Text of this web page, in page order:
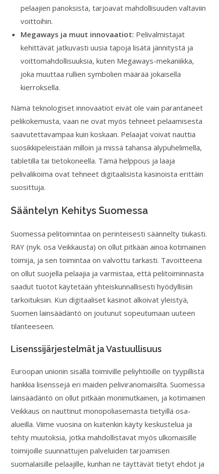
pelaajien panoksista, tarjoavat mahdollisuuden valtaviin
voittoihin.
Megaways ja muut innovaatiot: Pelivalmistajat
kehittävät jatkuvasti uusia tapoja lisätä jännitystä ja
voittomahdollisuuksia, kuten Megaways-mekaniikka,
joka muuttaa rullien symbolien määrää jokaisella
kierroksella.
Nämä teknologiset innovaatiot eivät ole vain parantaneet
pelikokemusta, vaan ne ovat myös tehneet pelaamisesta
saavutettavampaa kuin koskaan. Pelaajat voivat nauttia
suosikkipeleistään milloin ja missä tahansa älypuhelimella,
tabletilla tai tietokoneella. Tämä helppous ja laaja
pelivalikoima ovat tehneet digitaalisista kasinoista erittäin
suosittuja.
Sääntelyn Kehitys Suomessa
Suomessa pelitoimintaa on perinteisesti säännelty tiukasti.
RAY (nyk. osa Veikkausta) on ollut pitkään ainoa kotimainen
toimija, ja sen toimintaa on valvottu tarkasti. Tavoitteena
on ollut suojella pelaajia ja varmistaa, että pelitoiminnasta
saadut tuotot käytetään yhteiskunnallisesti hyödyllisiin
tarkoituksiin. Kun digitaaliset kasinot alkoivat yleistyä,
Suomen lainsäädäntö on joutunut sopeutumaan uuteen
tilanteeseen.
Lisenssijärjestelmät ja Vastuullisuus
Euroopan unionin sisällä toimiville peliyhtiöille on tyypillistä
hankkia lisenssejä eri maiden peliviranomaisilta. Suomessa
lainsäädäntö on ollut pitkään monimutkainen, ja kotimainen
Veikkaus on nauttinut monopoliasemasta tietyillä osa-
alueilla. Viime vuosina on kuitenkin käyty keskustelua ja
tehty muutoksia, jotka mahdollistavat myös ulkomaisille
toimijoille suunnattujen palveluiden tarjoamisen
suomalaisille pelaajille, kunhan ne täyttävät tietyt ehdot ja